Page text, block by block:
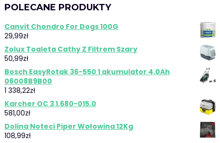
POLECANE PRODUKTY
Canvit Chondro For Dogs 100G
29,99zł
Zolux Toaleta Cathy Z Filtrem Szary
50,99zł
Bosch EasyRotak 36-550 1 akumulator 4,0Ah
06008B9B00
1 338,22zł
Karcher OC 3 1.680-015.0
581,00zł
Dolina Noteci Piper Wołowina 12Kg
108,99zł